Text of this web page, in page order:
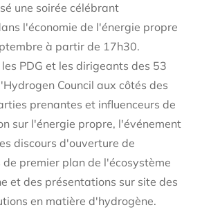
une soirée célébrant
l'économie de l'énergie propre
à partir de 17h30.
PDG et les dirigeants des 53
Council aux côtés des
prenantes et influenceurs de
sur l'énergie propre, l'événement
discours d'ouverture de
premier plan de l'écosystème
et des présentations sur site des
en matière d'hydrogène.